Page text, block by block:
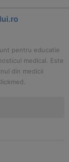
pentru educatie
medical. Este
din medicii